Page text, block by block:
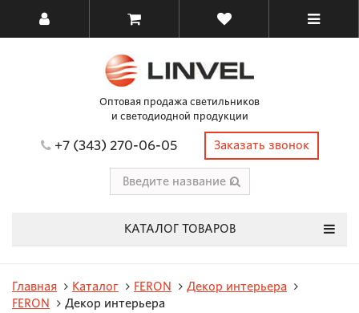
Оптовая продажа светильников
и светодиодной продукции
+7 (343) 270-06-05 Заказать звонок
КАТАЛОГ ТОВАРОВ
Главная Каталог FERON
Декор интерьера
FERON
Декор интерьера